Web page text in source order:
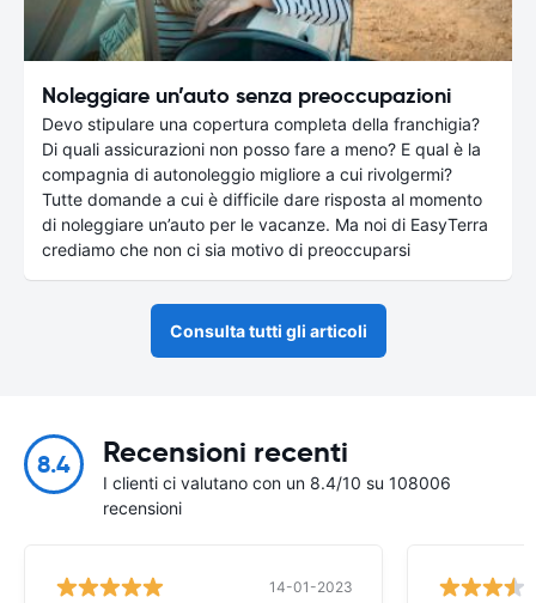
Noleggiare un’auto senza preoccupazioni
Devo stipulare una copertura completa della franchigia?
Di quali assicurazioni non posso fare a meno? E qual è la
compagnia di autonoleggio migliore a cui rivolgermi?
Tutte domande a cui è difficile dare risposta al momento
di noleggiare un’auto per le vacanze. Ma noi di EasyTerra
crediamo che non ci sia motivo di preoccuparsi
Consulta tutti gli articoli
8.4 Recensioni recenti
I clienti ci valutano con un 8.4/10 su 108006
recensioni
14-01-2023